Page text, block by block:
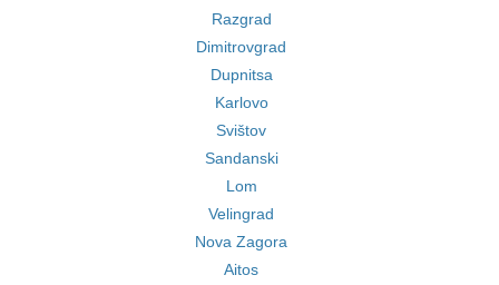
Razgrad
Dimitrovgrad
Dupnitsa
Karlovo
Svištov
Sandanski
Lom
Velingrad
Nova Zagora
Aitos